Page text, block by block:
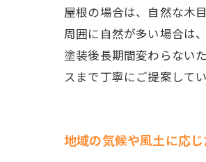
屋根の場合は、自然な木
周囲に自然が多い場合は
塗装後長期間変わらない
スまで丁寧にご提案して
地域の気候や風土に応